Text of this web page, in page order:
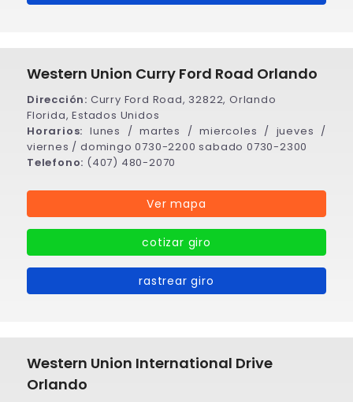
Western Union Curry Ford Road Orlando
Dirección: Curry Ford Road, 32822, Orlando
Florida, Estados Unidos
Horarios: lunes / martes / miercoles / jueves /
viernes / domingo 0730-2200 sabado 0730-2300
Telefono: (407) 480-2070
Ver mapa
cotizar giro
rastrear giro
Western Union International Drive
Orlando